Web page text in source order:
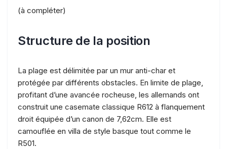
(à compléter)
Structure de la position
La plage est délimitée par un mur anti-char et
protégée par différents obstacles. En limite de plage,
profitant d’une avancée rocheuse, les allemands ont
construit une casemate classique R612 à flanquement
droit équipée d’un canon de 7,62cm. Elle est
camouflée en villa de style basque tout comme le
R501.